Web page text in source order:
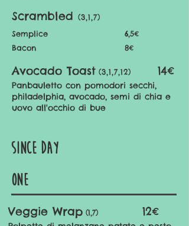
Scrambled (3,1,7)
Semplice 6,5€
Bacon 8€
Avocado Toast (3,1,7,12) 14€
Panbauletto con pomodori secchi,
philadelphia, avocado, semi di chia e
uovo all'occhio di bue
since day
one
Veggie Wrap (1,7) 12€